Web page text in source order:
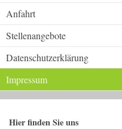
Anfahrt
Stellenangebote
Datenschutzerklärung
Impressum
Hier finden Sie uns